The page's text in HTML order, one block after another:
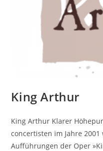
King Arthur
King Arthur Klarer
concertisten im Jahre
Aufführungen der Oper